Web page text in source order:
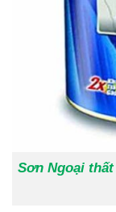
Sơn Ngoại